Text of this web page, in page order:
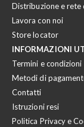
Distribuzione e rete
Lavora con noi
Store locator
INFORMAZIONI
Termini e condizioni
Metodi di
Contatti
Istruzioni resi
Politica Privacy e